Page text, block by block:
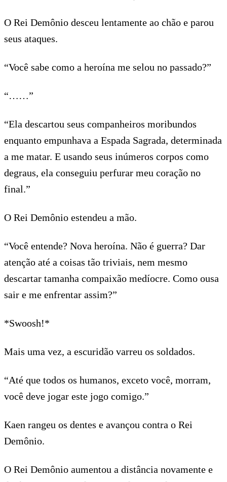
O Rei Demônio desceu lentamente ao chão e parou
seus ataques.
“Você sabe como a heroína me selou no passado?”
“……”
“Ela descartou seus companheiros moribundos
enquanto empunhava a Espada Sagrada, determinada
a me matar. E usando seus inúmeros corpos como
degraus, ela conseguiu perfurar meu coração no
final.”
O Rei Demônio estendeu a mão.
“Você entende? Nova heroína. Não é guerra? Dar
atenção até a coisas tão triviais, nem mesmo
descartar tamanha compaixão medíocre. Como ousa
sair e me enfrentar assim?”
*Swoosh!*
Mais uma vez, a escuridão varreu os soldados.
“Até que todos os humanos, exceto você, morram,
você deve jogar este jogo comigo.”
Kaen rangeu os dentes e avançou contra o Rei
Demônio.
O Rei Demônio aumentou a distância novamente e